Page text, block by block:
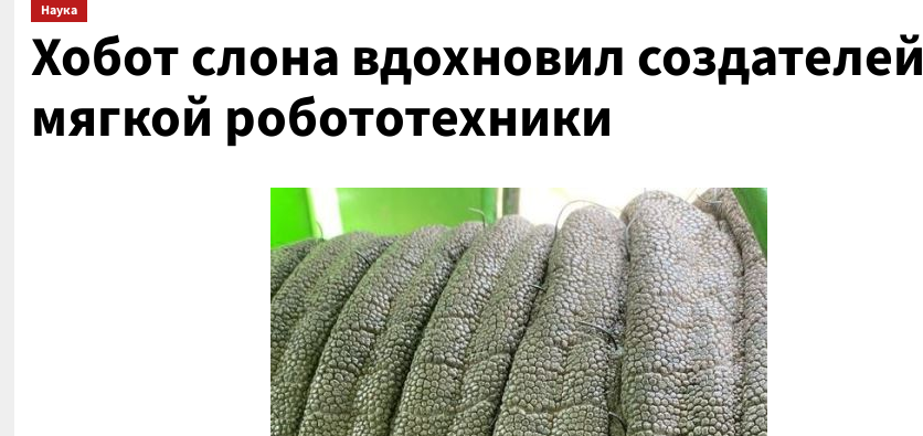
Наука
Хобот слона вдохновил создателей
мягкой робототехники